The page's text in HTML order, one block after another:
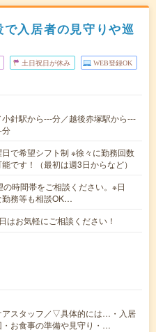
入居者の見守りや巡
土日祝日が休み WEB登録OK
針駅から---分／越後赤塚駅から---
分
日で希望シフト制 ※徐々に勤務回数
です！（最初は週3日からなど）
時間帯をご相談ください。※日
勤務等も相談OK…
お気軽にご相談ください！
アスタッフ／▽具体的には…・入居
お食事の準備や見守り・…